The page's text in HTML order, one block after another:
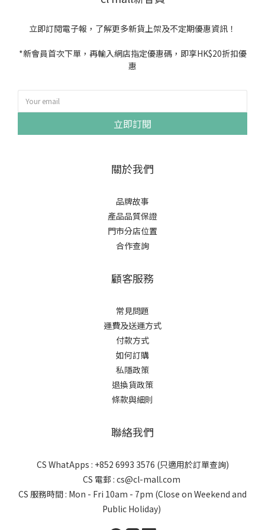
立即訂閱電子報，了解更多新貨上架及不定期優惠資訊！
*新會員首次下單，再輸入網店指定優惠碼，即享HK$20折扣優
惠
立即訂閱
關於我們
品牌故事
產品品質保證
門市分店位置
合作查詢
顧客服務
常見問題
運費及送運方式
付款方式
如何訂購
私隱政策
退換貨政策
條款與細則
聯絡我們
CS WhatApps : +852 6993 3576 (只適用於訂單查詢)
CS 電郵 : cs@cl-mall.com
CS 服務時間 : Mon - Fri 10am - 7pm (Close on Weekend and
Public Holiday)